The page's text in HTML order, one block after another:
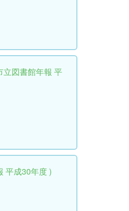
図書館年報 平
平成30年度 )